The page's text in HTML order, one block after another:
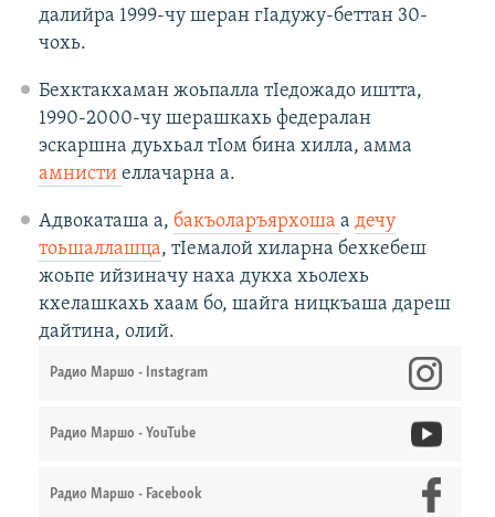
далийра 1999-чу шеран гIадужу-беттан 30-
чохь.
Бехктакхаман жоьпалла тIедожадо иштта,
1990-2000-чу шерашкахь федералан
эскаршна дуьхьал тIом бина хилла, амма
амнисти еллачарна а.
Адвокаташа а, бакъоларъярхоша а дечу
тоьшаллашца, тIемалой хиларна бехкебеш
жоьпе ийзиначу наха дукха хьолехь
кхелашкахь хаам бо, шайга ницкъаша дареш
дайтина, олий.
Радио Маршо - Instagram
Радио Маршо - YouTube
Радио Маршо - Facebook